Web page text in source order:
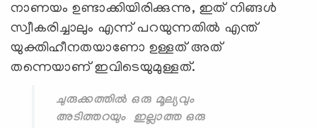
നാണയം ഉണ്ടാക്കിയിരിക്കുന്നു, ഇത് നിങ്ങൾ
സ്വീകരിച്ചാലും എന്ന് പറയുന്നതിൽ എന്ത്
യുക്തിഹീനതയാണോ ഉള്ളത് അത്
തന്നെയാണ് ഇവിടെയുമുള്ളത്.
ചുരുക്കത്തിൽ ഒരു മൂല്യവും
അടിത്തറയും ഇല്ലാത്ത ഒരു